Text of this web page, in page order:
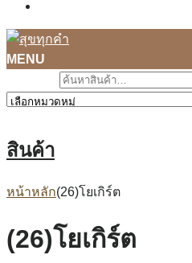
MENU
สินค้า
หน้าหลัก(26)โยเกิร์ต
(26)โยเกิร์ต